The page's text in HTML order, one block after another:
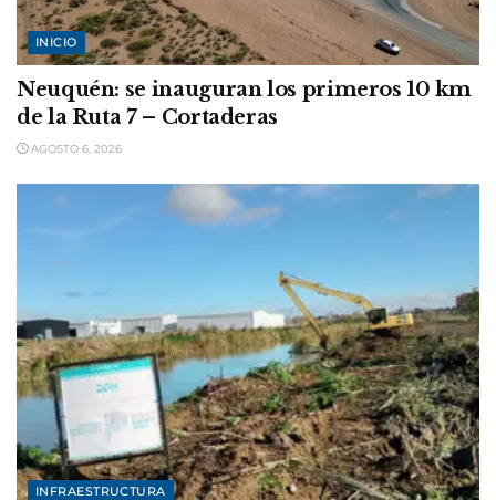
INICIO
Neuquén: se inauguran los primeros 10 km
de la Ruta 7 – Cortaderas
AGOSTO 6, 2026
INFRAESTRUCTURA